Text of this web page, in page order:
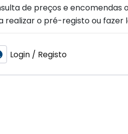
de preços e encomendas
realizar o pré-registo ou fazer
Login / Registo